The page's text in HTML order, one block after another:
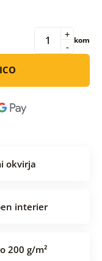
-
+ kom
okvirja
interier
200 g/m²